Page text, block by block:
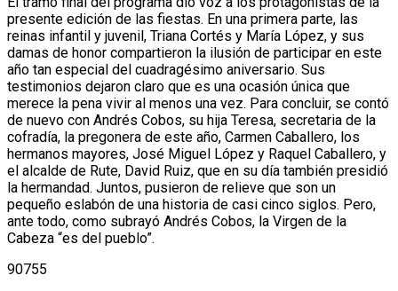
presente edición de las fiestas. En una primera parte, las
reinas infantil y juvenil, Triana Cortés y María López, y sus
damas de honor compartieron la ilusión de participar en este
año tan especial del cuadragésimo aniversario. Sus
testimonios dejaron claro que es una ocasión única que
merece la pena vivir al menos una vez. Para concluir, se contó
de nuevo con Andrés Cobos, su hija Teresa, secretaria de la
cofradía, la pregonera de este año, Carmen Caballero, los
hermanos mayores, José Miguel López y Raquel Caballero, y
el alcalde de Rute, David Ruiz, que en su día también presidió
la hermandad. Juntos, pusieron de relieve que son un
pequeño eslabón de una historia de casi cinco siglos. Pero,
ante todo, como subrayó Andrés Cobos, la Virgen de la
Cabeza “es del pueblo”.
90755